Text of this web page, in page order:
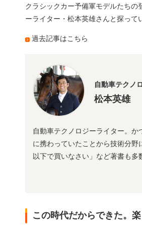
クラシックカー予備軍モデルたち
ーライター・松本英雄さんと探って
過去記事はこちら
自動車テクノ
松本英雄
自動車テクノロジーライター。
に携わっていたことから技術分
以下で買いなさい」など著書も多
この時代だからできた。